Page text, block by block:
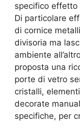
specifico effetto
Di particolare
di cornice
divisoria ma
ambiente
proposta una
porte di vetro
cristalli,
decorate
specifiche, per